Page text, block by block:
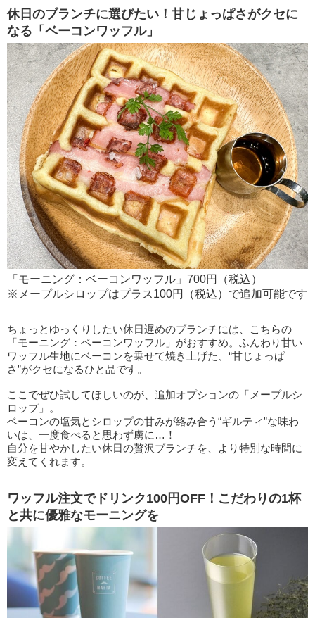
休日のブランチに選びたい！甘じょっぱさがクセに
なる「ベーコンワッフル」
「モーニング：ベーコンワッフル」700円（税込）
※メープルシロップはプラス100円（税込）で追加可能です
ちょっとゆっくりしたい休日遅めのブランチには、こちらの
「モーニング：ベーコンワッフル」がおすすめ。ふんわり甘い
ワッフル生地にベーコンを乗せて焼き上げた、“甘じょっぱ
さ”がクセになるひと品です。
ここでぜひ試してほしいのが、追加オプションの「メープルシ
ロップ」。
ベーコンの塩気とシロップの甘みが絡み合う“ギルティ”な味わ
いは、一度食べると思わず虜に…！
自分を甘やかしたい休日の贅沢ブランチを、より特別な時間に
変えてくれます。
ワッフル注文でドリンク100円OFF！こだわりの1杯
と共に優雅なモーニングを